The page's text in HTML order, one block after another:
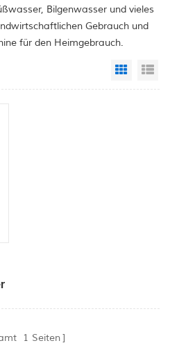
Bilgenwasser und vieles
Gebrauch und
für den Heimgebrauch.
Grid
1 Seiten